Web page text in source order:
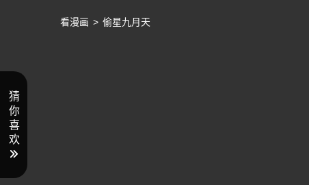
看漫画 > 偷星九月天
猜
你
喜
欢